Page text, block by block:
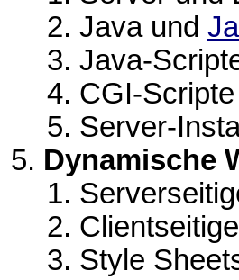
Java und
Java-
CGI-Scripte
Server-
Dynamische
Style